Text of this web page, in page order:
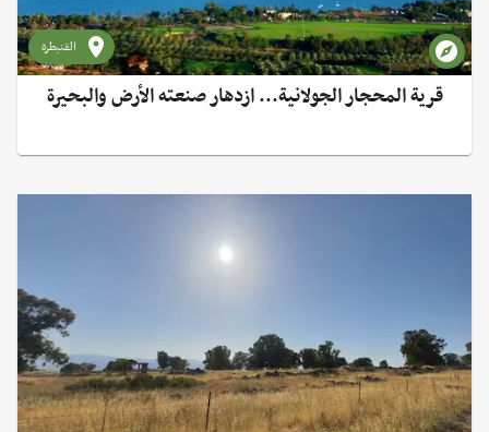
القنيطرة
قرية المحجار الجولانية... ازدهار صنعته الأرض والبحيرة